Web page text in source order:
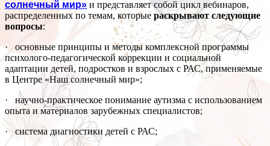
солнечный мир» и представляет собой цикл вебинаров,
распределенных по темам, которые раскрывают следующие
вопросы:
· основные принципы и методы комплексной программы
психолого-педагогической коррекции и социальной
адаптации детей, подростков и взрослых с РАС, применяемые
в Центре «Наш солнечный мир»;
· научно-практическое понимание аутизма с использованием
опыта и материалов зарубежных специалистов;
· система диагностики детей с РАС;